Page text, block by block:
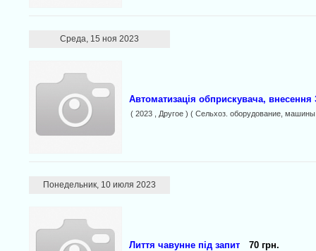
Среда, 15 ноя 2023
Автоматизація обприскувача,
( 2023 , Другое ) ( Сельхоз. оборудование,
Понедельник, 10 июля 2023
Лиття чавунне під запит 70 грн.